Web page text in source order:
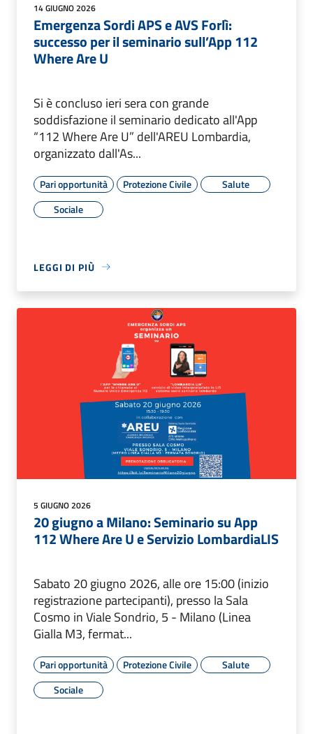
14 GIUGNO 2026
Emergenza Sordi APS e AVS Forlì:
successo per il seminario sull’App 112
Where Are U
Si è concluso ieri sera con grande
soddisfazione il seminario dedicato all'App
“112 Where Are U” dell'AREU Lombardia,
organizzato dall'As...
Pari opportunità Protezione Civile
Salute
Sociale
LEGGI DI PIÙ
5 GIUGNO 2026
20 giugno a Milano: Seminario su App
112 Where Are U e Servizio LombardiaLIS
Sabato 20 giugno 2026, alle ore 15:00 (inizio
registrazione partecipanti), presso la Sala
Cosmo in Viale Sondrio, 5 - Milano (Linea
Gialla M3, fermat...
Pari opportunità Protezione Civile
Salute
Sociale